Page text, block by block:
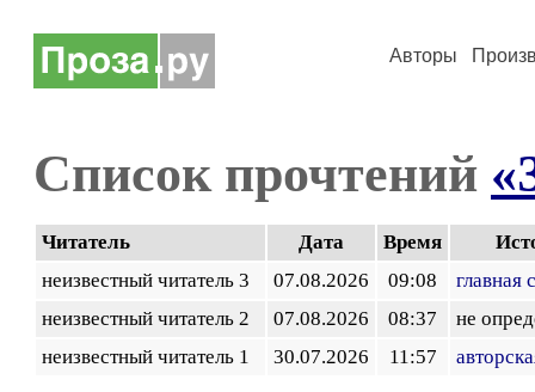
Авторы
Список прочтений
Читатель Дата Время
неизвестный читатель 3
07.08.2026 09:08
главная
неизвестный читатель 2
07.08.2026 08:37
не
неизвестный читатель 1
30.07.2026 11:57